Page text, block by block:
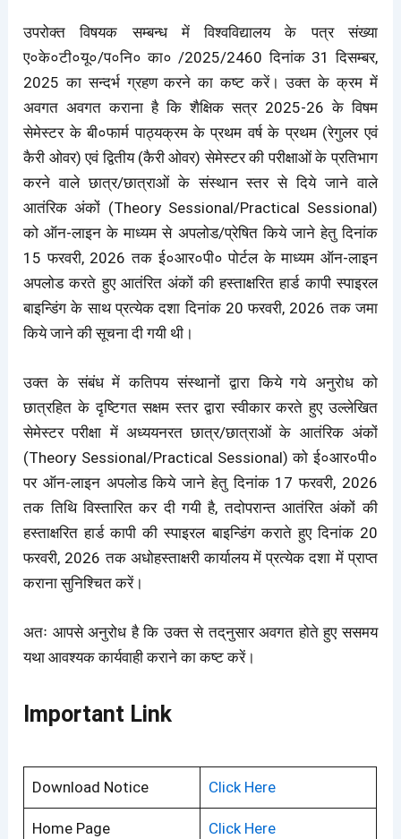
उपरोक्त विषयक सम्बन्ध में विश्वविद्यालय के पत्र संख्या
ए०के०टी०यू०/प०नि० का० /2025/2460 दिनांक 31 दिसम्बर,
2025 का सन्दर्भ ग्रहण करने का कष्ट करें। उक्त के क्रम में
अवगत अवगत कराना है कि शैक्षिक सत्र 2025-26 के विषम
सेमेस्टर के बी०फार्म पाठ्यक्रम के प्रथम वर्ष के प्रथम (रेगुलर एवं
कैरी ओवर) एवं द्वितीय (कैरी ओवर) सेमेस्टर की परीक्षाओं के प्रतिभाग
करने वाले छात्र/छात्राओं के संस्थान स्तर से दिये जाने वाले
आतंरिक अंकों (Theory Sessional/Practical Sessional)
को ऑन-लाइन के माध्यम से अपलोड/प्रेषित किये जाने हेतु दिनांक
15 फरवरी, 2026 तक ई०आर०पी० पोर्टल के माध्यम ऑन-लाइन
अपलोड करते हुए आतंरित अंकों की हस्ताक्षरित हार्ड कापी स्पाइरल
बाइन्डिंग के साथ प्रत्येक दशा दिनांक 20 फरवरी, 2026 तक जमा
किये जाने की सूचना दी गयी थी।
उक्त के संबंध में कतिपय संस्थानों द्वारा किये गये अनुरोध को
छात्रहित के दृष्टिगत सक्षम स्तर द्वारा स्वीकार करते हुए उल्लेखित
सेमेस्टर परीक्षा में अध्ययनरत छात्र/छात्राओं के आतंरिक अंकों
(Theory Sessional/Practical Sessional) को ई०आर०पी०
पर ऑन-लाइन अपलोड किये जाने हेतु दिनांक 17 फरवरी, 2026
तक तिथि विस्तारित कर दी गयी है, तदोपरान्त आतंरित अंकों की
हस्ताक्षरित हार्ड कापी की स्पाइरल बाइन्डिंग कराते हुए दिनांक 20
फरवरी, 2026 तक अधोहस्ताक्षरी कार्यालय में प्रत्येक दशा में प्राप्त
कराना सुनिश्चित करें।
अतः आपसे अनुरोध है कि उक्त से तद्‌नुसार अवगत होते हुए ससमय
यथा आवश्यक कार्यवाही कराने का कष्ट करें।
Important Link
Download Notice Click Here
Home Page Click Here